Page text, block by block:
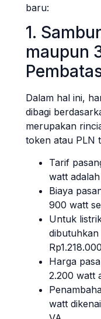
baru:
1.
maupun
Dalam hal ini,
dibagi
merupakan
token atau PLN
Tarif
watt
Biaya
900 watt
Untuk
dibutuhkan
Rp1.218.000
Harga
2.200 watt
watt